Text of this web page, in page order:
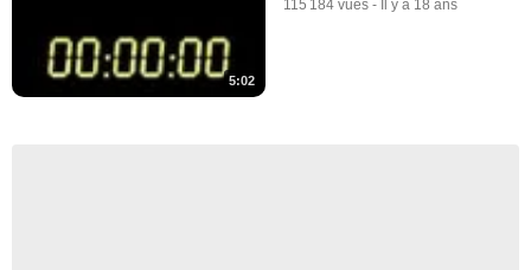
5:02
115 184 vues - Il y a 18 ans